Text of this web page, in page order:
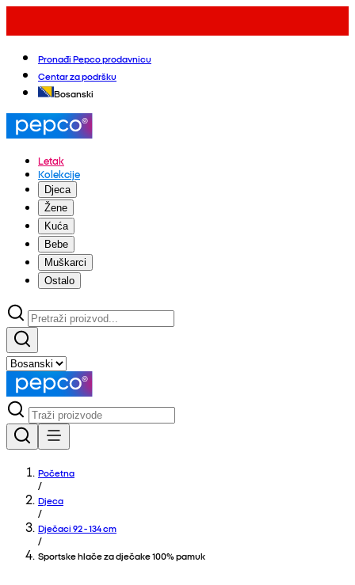
Pronađi Pepco prodavnicu
Centar za podršku
Bosanski
Letak
Kolekcije
Djeca
Žene
Kuća
Bebe
Muškarci
Ostalo
Početna
/
Djeca
/
Dječaci 92 - 134 cm
/
Sportske hlače za dječake 100% pamuk